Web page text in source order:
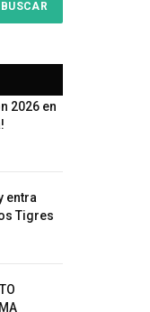
2026 en
entra
Tigres